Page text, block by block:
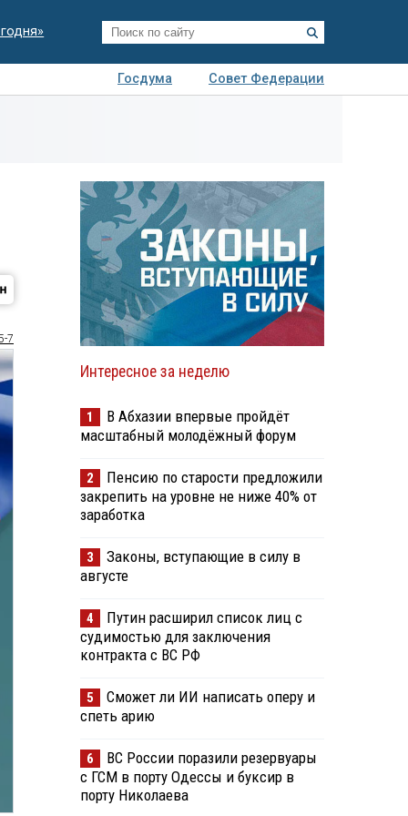
Госдума
Совет Федерации
7
Интересное за неделю
1
В Абхазии впервые пройдёт
масштабный молодёжный форум
2
Пенсию по старости предложили
закрепить на уровне не ниже 40% от
заработка
3
Законы, вступающие в силу в
августе
4
Путин расширил список лиц с
судимостью для заключения
контракта с ВС РФ
5
Сможет ли ИИ написать оперу и
спеть арию
6
ВС России поразили резервуары
с ГСМ в порту Одессы и буксир в
порту Николаева